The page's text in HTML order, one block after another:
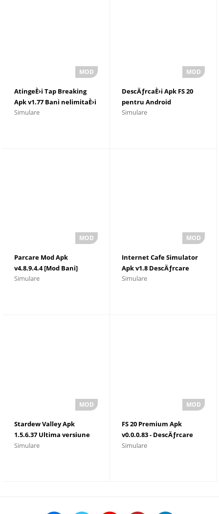
AtingeÈ›i Tap Breaking
Apk v1.77 Bani nelimitaÈ›i
Simulare
DescÄƒrcaÈ›i Apk FS 20
pentru Android
Simulare
Parcare Mod Apk
v4.8.9.4.4 [Mod Bani]
Simulare
Internet Cafe Simulator
Apk v1.8 DescÄƒrcare
Simulare
Stardew Valley Apk
1.5.6.37 Ultima versiune
DescÄƒrcare gratuitÄƒ
Simulare
FS 20 Premium Apk
v0.0.0.83 - DescÄƒrcare
Google (Bani nelimitaÈ›i).
Simulare